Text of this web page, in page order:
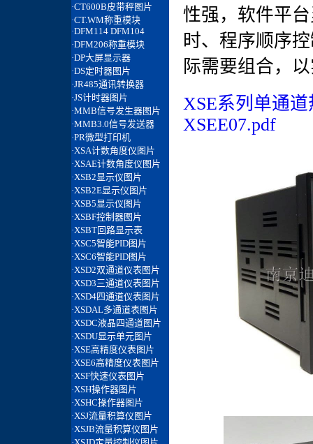
性强，软件平
时、程序顺序
际需要组合，
XSE系列单通
XSEE07.pdf